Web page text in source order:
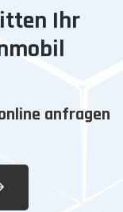
Ihr
anfragen